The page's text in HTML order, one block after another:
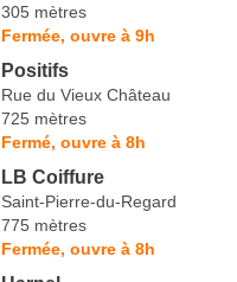
305 mètres
Fermée, ouvre à 9h
Positifs
Rue du Vieux Château
725 mètres
Fermé, ouvre à 8h
LB Coiffure
Saint-Pierre-du-Regard
775 mètres
Fermée, ouvre à 8h